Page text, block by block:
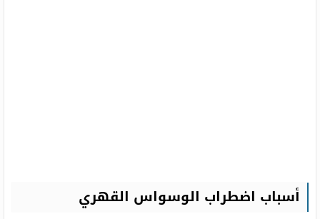
أسباب اضطراب الوسواس القهري